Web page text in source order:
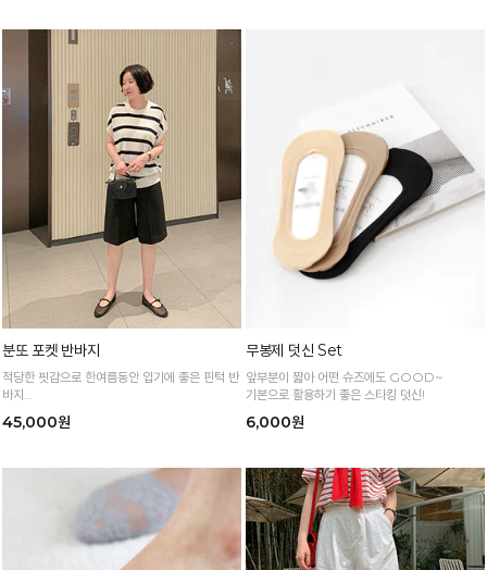
분또 포켓 반바지
적당한 핏감으로 한여름동안 입기에 좋은 핀턱 반
바지
얇고 가벼운 소재감으로 한여름까지 시원하고 쾌
적하게!
45,000원
무봉제 덧신 Set
앞부분이 짧아 어떤 슈즈에도 GOOD~
기본으로 활용하기 좋은 스타킹 덧신!
6,000원